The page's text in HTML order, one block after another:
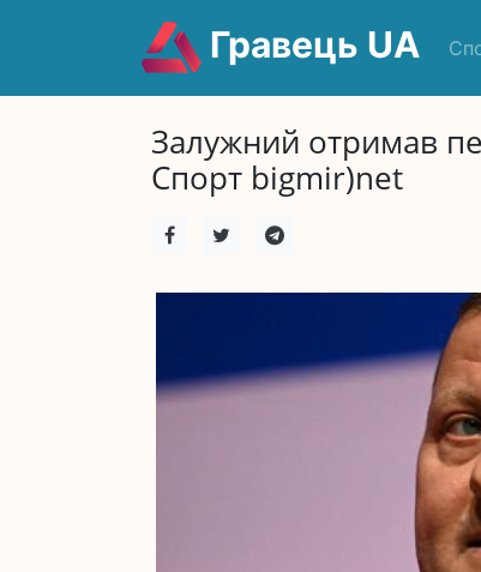
Гравець UA
Залужний отримав
Спорт bigmir)net